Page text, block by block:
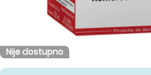
Nije dostupno